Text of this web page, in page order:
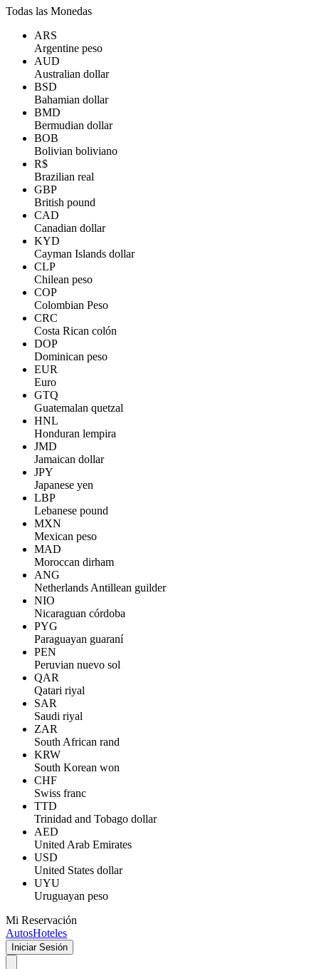
Todas las Monedas
ARS
Argentine peso
AUD
Australian dollar
BSD
Bahamian dollar
BMD
Bermudian dollar
BOB
Bolivian boliviano
R$
Brazilian real
GBP
British pound
CAD
Canadian dollar
KYD
Cayman Islands dollar
CLP
Chilean peso
COP
Colombian Peso
CRC
Costa Rican colón
DOP
Dominican peso
EUR
Euro
GTQ
Guatemalan quetzal
HNL
Honduran lempira
JMD
Jamaican dollar
JPY
Japanese yen
LBP
Lebanese pound
MXN
Mexican peso
MAD
Moroccan dirham
ANG
Netherlands Antillean guilder
NIO
Nicaraguan córdoba
PYG
Paraguayan guaraní
PEN
Peruvian nuevo sol
QAR
Qatari riyal
SAR
Saudi riyal
ZAR
South African rand
KRW
South Korean won
CHF
Swiss franc
TTD
Trinidad and Tobago dollar
AED
United Arab Emirates
USD
United States dollar
UYU
Uruguayan peso
Mi Reservación
AutosHoteles
Iniciar Sesión